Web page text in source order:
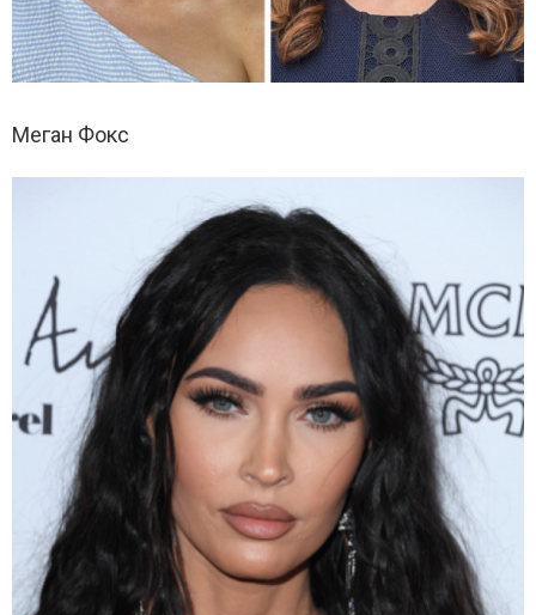
Меган Фокс